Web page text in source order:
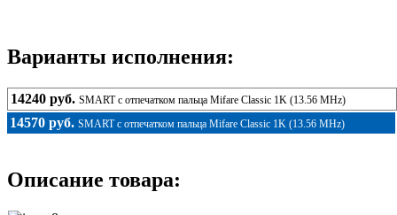
Варианты исполнения:
14240 руб. SMART с отпечатком пальца Mifare Classic 1K (13.56 MHz)
14570 руб. SMART с отпечатком пальца Mifare Classic 1K (13.56 MHz)
Описание товара: